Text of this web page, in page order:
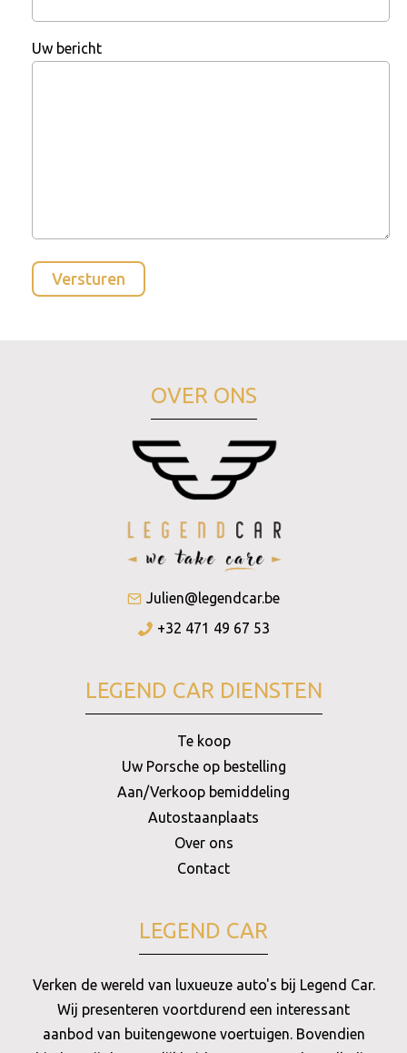
Uw bericht
OVER ONS
Julien@legendcar.be
+32 471 49 67 53
LEGEND CAR DIENSTEN
Te koop
Uw Porsche op bestelling
Aan/Verkoop bemiddeling
Autostaanplaats
Over ons
Contact
LEGEND CAR
Verken de wereld van luxueuze auto's bij Legend Car.
Wij presenteren voortdurend een interessant
aanbod van buitengewone voertuigen. Bovendien